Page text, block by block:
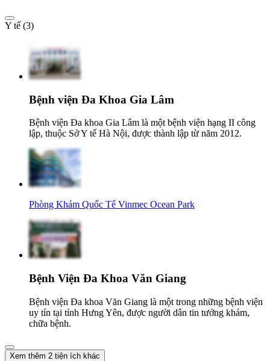
Y tế (3)
Bệnh viện Đa Khoa Gia Lâm
Bệnh viện Đa khoa Gia Lâm là một bệnh viện hạng II công
lập, thuộc Sở Y tế Hà Nội, được thành lập từ năm 2012.
Phòng Khám Quốc Tế Vinmec Ocean Park
Bệnh Viện Đa Khoa Văn Giang
Bệnh viện Đa khoa Văn Giang là một trong những bệnh viện
uy tín tại tỉnh Hưng Yên, được người dân tin tưởng khám,
chữa bệnh.
Xem thêm 2 tiện ích khác